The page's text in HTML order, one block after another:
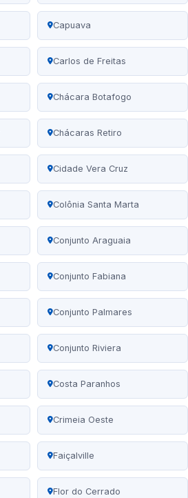
Capuava
Carlos de Freitas
Chácara Botafogo
Chácaras Retiro
Cidade Vera Cruz
Colônia Santa Marta
Conjunto Araguaia
Conjunto Fabiana
Conjunto Palmares
Conjunto Riviera
Costa Paranhos
Crimeia Oeste
Faiçalville
Flor do Cerrado